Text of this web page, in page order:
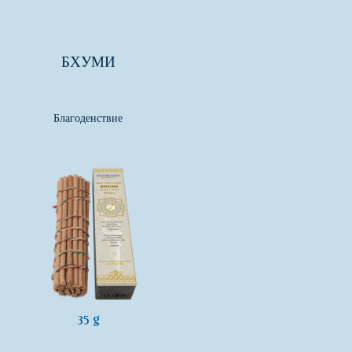
БХУМИ
Благоденствие
35 g